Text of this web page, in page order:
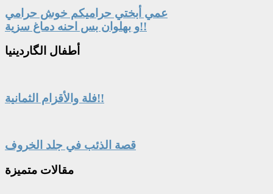
عمي أبختي حراميكم خوش حرامي
و بهلوان بس احنه دماغ سزية!!
أطفال الگاردينيا
فلة والأقزام الثمانية!!
قصة الذئب في جلد الخروف
مقالات متميزة